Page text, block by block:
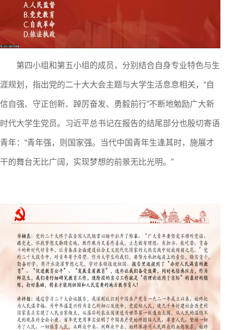
第四小组和第五小组的成员，分别结合自身专业特色与生
涯规划，指出党的二十大大会主题与大学生活息息相关， “自
信自强、守正创新、踔厉奋发、勇毅前行”不断地勉励广大新
时代大学生党员。习近平总书记在报告的结尾部分也殷切寄语
青年：“青年强，则国家强。当代中国青年生逢其时，施展才
干的舞台无比广阔，实现梦想的前景无比光明。”